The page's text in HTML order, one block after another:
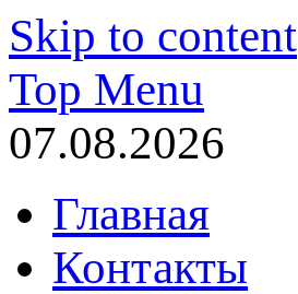
Skip to content
Top Menu
07.08.2026
Главная
Контакты